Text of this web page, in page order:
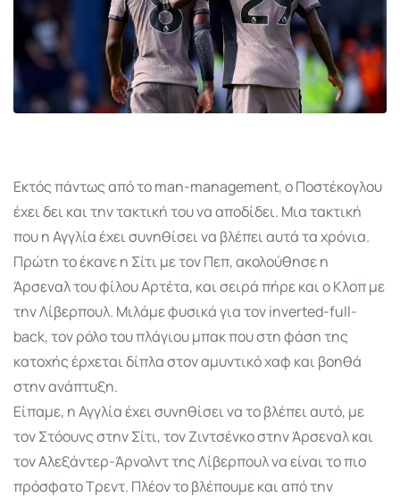
Εκτός πάντως από το man-management, ο Ποστέκογλου
έχει δει και την τακτική του να αποδίδει. Μια τακτική
που η Αγγλία έχει συνηθίσει να βλέπει αυτά τα χρόνια.
Πρώτη το έκανε η Σίτι με τον Πεπ, ακολούθησε η
Άρσεναλ του φίλου Αρτέτα, και σειρά πήρε και ο Κλοπ με
την Λίβερπουλ. Μιλάμε φυσικά για τον inverted-full-
back, τον ρόλο του πλάγιου μπακ που στη φάση της
κατοχής έρχεται δίπλα στον αμυντικό χαφ και βοηθά
στην ανάπτυξη.
Είπαμε, η Αγγλία έχει συνηθίσει να το βλέπει αυτό, με
τον Στόουνς στην Σίτι, τον Ζιντσένκο στην Άρσεναλ και
τον Αλεξάντερ-Άρνολντ της Λίβερπουλ να είναι το πιο
πρόσφατο Τρεντ. Πλέον το βλέπουμε και από την